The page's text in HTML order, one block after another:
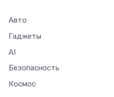
Авто
Гаджеты
AI
Безопасность
Космос